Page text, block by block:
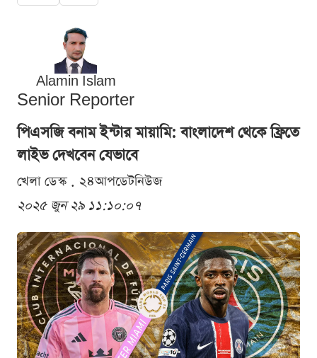
Alamin Islam
Senior Reporter
পিএসজি বনাম ইন্টার মায়ামি: বাংলাদেশ থেকে ফ্রিতে
লাইভ দেখবেন যেভাবে
খেলা ডেস্ক . ২৪আপডেটনিউজ
২০২৫ জুন ২৯ ১১:১০:০৭